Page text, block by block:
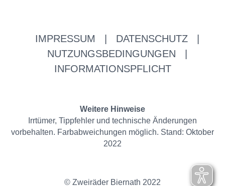
IMPRESSUM DATENSCHUTZ
NUTZUNGSBEDINGUNGEN
INFORMATIONSPFLICHT
Weitere Hinweise
Irrtümer, Tippfehler und technische Änderungen
vorbehalten. Farbabweichungen möglich. Stand: Oktober
2022
© Zweiräder Biernath 2022